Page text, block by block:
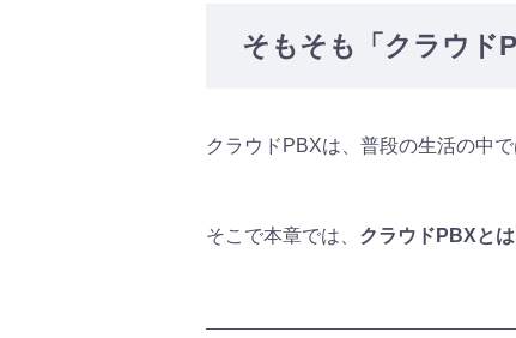
そもそも「クラウド
クラウドPBXは、普段の生活の中
そこで本章では、 クラウドPBXと